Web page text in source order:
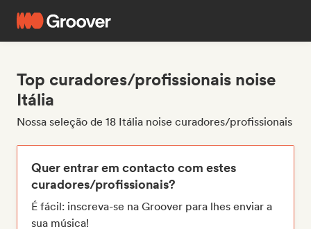
Top curadores/profissionais noise
Itália
Nossa seleção de 18 Itália noise curadores/profissionais
Quer entrar em contacto com estes
curadores/profissionais?
É fácil: inscreva-se na Groover para lhes enviar a
sua música!